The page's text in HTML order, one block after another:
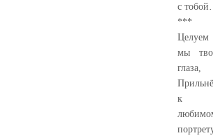
с тобой…
***
Целуем
мы
глаза,
к